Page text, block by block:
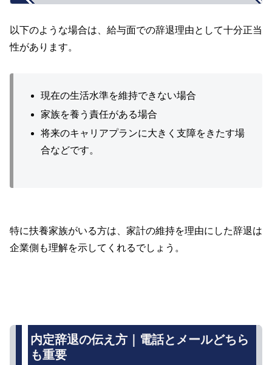
以下のような場合は、給与面での辞退理由として十分正当
性があります。
現在の生活水準を維持できない場合
家族を養う責任がある場合
将来のキャリアプランに大きく支障をきたす場
合などです。
特に扶養家族がいる方は、家計の維持を理由にした辞退は
企業側も理解を示してくれるでしょう。
内定辞退の伝え方｜電話とメールどちら
も重要